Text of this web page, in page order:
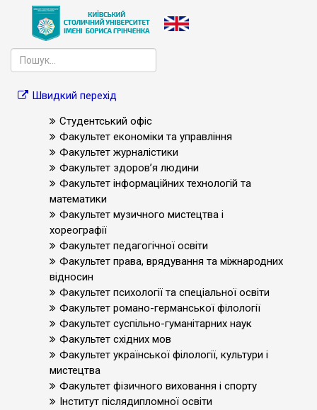
Швидкий перехід
Студентський офіс
Факультет економіки та управління
Факультет журналістики
Факультет здоров’я людини
Факультет інформаційних технологій та
математики
Факультет музичного мистецтва і
хореографії
Факультет педагогічної освіти
Факультет права, врядування та міжнародних
відносин
Факультет психології та спеціальної освіти
Факультет романо-германської філології
Факультет суспільно-гуманітарних наук
Факультет східних мов
Факультет української філології, культури і
мистецтва
Факультет фізичного виховання і спорту
Інститут післядипломної освіти